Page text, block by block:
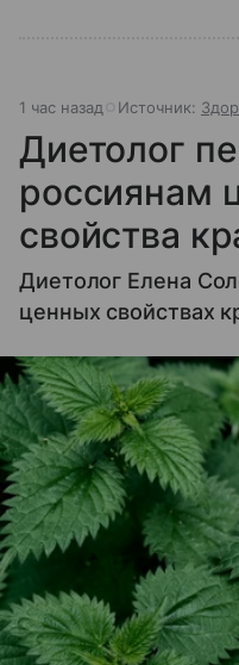
1 час назад Источник:
Диетолог
россиянам
свойства
Диетолог Елена
ценных свойствах